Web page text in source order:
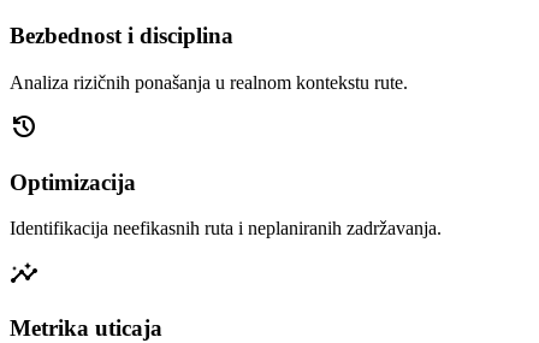
Bezbednost i disciplina
Analiza rizičnih ponašanja u realnom kontekstu rute.
history
Optimizacija
Identifikacija neefikasnih ruta i neplaniranih zadržavanja.
insights
Metrika uticaja